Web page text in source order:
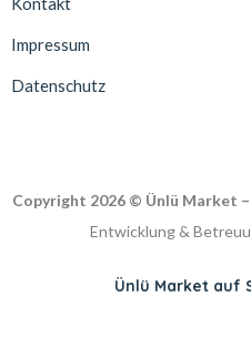
Impressum
Datenschutz
Copyright 2026 © Ünlü Market
Entwicklung &
Ünlü Market auf